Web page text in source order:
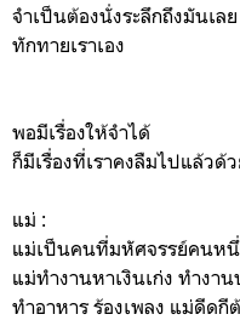
จำเป็นต้องนั่งระลึกถึงมันเล
ทักทายเราเอง
พอมีเรื่องให้จำได้
ก็มีเรื่องที่เราคงลืมไปแล้วด้
แม่ :
แม่เป็นคนที่มหัศจรรย์คนห
แม่ทำงานหาเงินเก่ง ทำงา
ทำอาหาร ร้องเพลง แม่ดีดกี